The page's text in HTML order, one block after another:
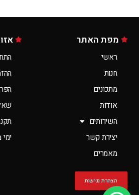
מפת האתר
ראשי
חנות
מתכונים
אודות
השירותים
יצירת קשר
מאמרים
הצהרת נגישות